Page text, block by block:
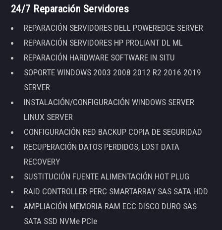
24/7 Reparación Servidores
REPARACIÓN SERVIDORES DELL POWEREDGE SERVER
REPARACIÓN SERVIDORES HP PROLIANT DL ML
REPARACIÓN HARDWARE SOFTWARE IN SITU
SOPORTE WINDOWS 2003 2008 2012 R2 2016 2019
SERVER
INSTALACIÓN/CONFIGURACIÓN WINDOWS SERVER
LINUX SERVER
CONFIGURACIÓN RED BACKUP COPIA DE SEGURIDAD
RECUPERACIÓN DATOS PERDIDOS, LOST DATA
RECOVERY
SUSTITUCIÓN FUENTE ALIMENTACIÓN HOT PLUG
RAID CONTROLLER PERC SMARTARRAY SAS SATA HDD
AMPLIACIÓN MEMORIA RAM ECC DISCO DURO SAS
SATA SSD NVMe PCIe